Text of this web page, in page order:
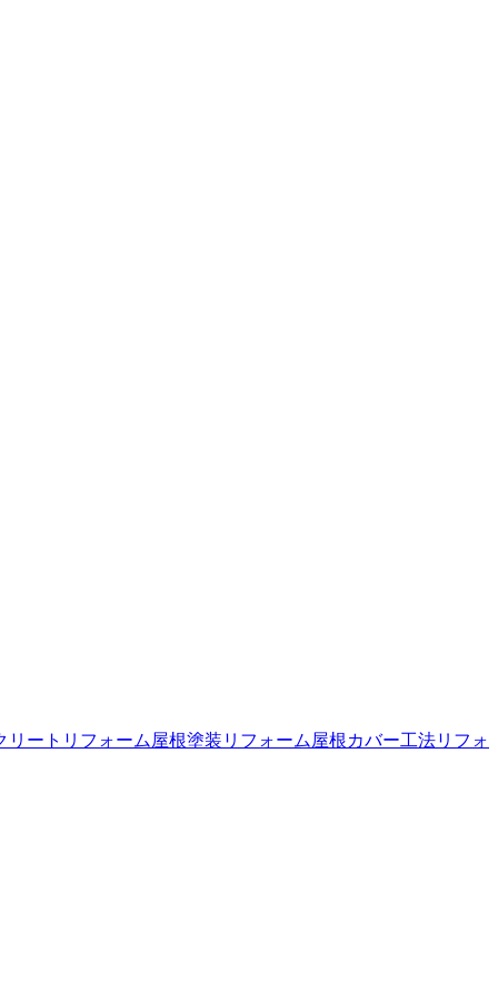
リートリフォーム屋根塗装リフォーム屋根カバー工法リフォ